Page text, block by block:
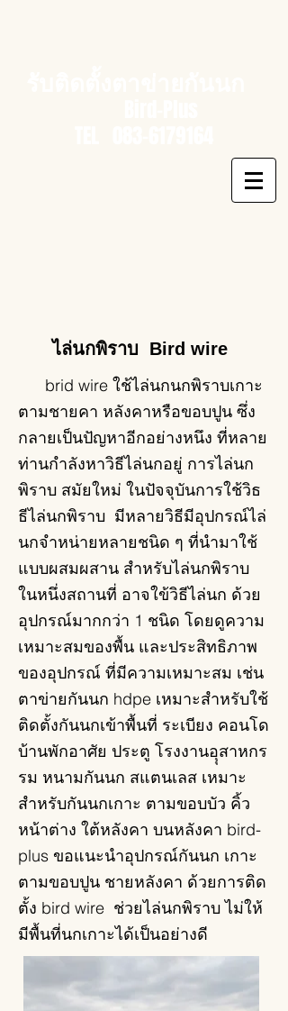
ไล่นกพิราบ Bird wire
brid wire ใช้ไล่นกนกพิราบเกาะ
ตามชายคา หลังคาหรือขอบปูน ซึ่ง
กลายเป็นปัญหาอีกอย่างหนึง ที่หลาย
ท่านกำลังหาวิธีไล่นกอยู่ การไล่นก
พิราบ สมัยใหม่ ในปัจจุบันการใช้วิธ
ธีไล่นกพิราบ มีหลายวิธีมีอุปกรณ์ไล่
นกจำหน่ายหลายชนิด ๆ ที่นำมาใช้
แบบผสมผสาน สำหรับไล่นกพิราบ
ในหนึ่งสถานที่ อาจใข้วิธีไล่นก ด้วย
อุปกรณ์มากกว่า 1 ชนิด โดยดูความ
เหมาะสมของพื้น และประสิทธิภาพ
ของอุปกรณ์ ที่มีความเหมาะสม เช่น
ตาข่ายกันนก hdpe เหมาะสำหรับใช้
ติดตั้งกันนกเข้าพื้นที่ ระเบียง คอนโด
บ้านพักอาศัย ประตู โรงงานอุุสาหกร
รม หนามกันนก สแตนเลส เหมาะ
สำหรับกันนกเกาะ ตามขอบบัว คิ้ว
หน้าต่าง ใต้หลังคา บนหลังคา bird-
plus ขอแนะนำอุปกรณ์กันนก เกาะ
ตามขอบปูน ชายหลังคา ด้วยการติด
ตั้ง bird wire ช่วยไล่นกพิราบ ไม่ให้
มีพื้นที่นกเกาะได้เป็นอย่างดี